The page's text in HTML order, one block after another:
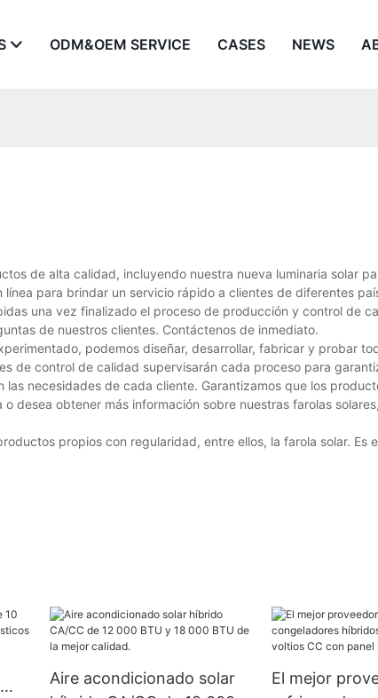
ODM&OEM SERVICE CASES NEWS
de alta calidad, incluyendo nuestra nueva luminaria solar
para brindar un servicio rápido a clientes de diferentes
una vez finalizado el proceso de producción y control de
de nuestros clientes. Contáctenos de inmediato.
podemos diseñar, desarrollar, fabricar y probar
de control de calidad supervisarán cada proceso para
necesidades de cada cliente. Garantizamos que los
desea obtener más información sobre nuestras farolas
propios con regularidad, entre ellos, la farola solar. Es
Aire acondicionado solar
El mejor